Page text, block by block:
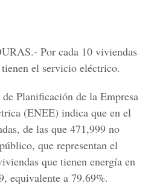
Por cada 10 viviendas
el servicio eléctrico.
Planificación de la Empresa
(ENEE) indica que en el
de las que 471,999 no
que representan el
que tienen energía en
equivalente a 79.69%.